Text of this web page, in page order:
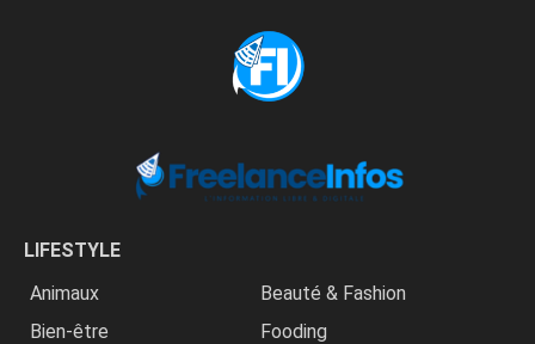
LIFESTYLE
Animaux
Beauté & Fashion
Bien-être
Fooding